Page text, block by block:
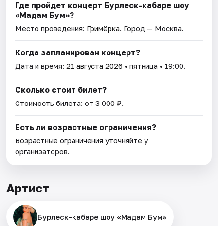
Где пройдет концерт Бурлеск-кабаре шоу
«Мадам Бум»?
Место проведения: Гримёрка. Город — Москва.
Когда запланирован концерт?
Дата и время:21 августа 2026 • пятница • 19:00.
Сколько стоит билет?
Стоимость билета: от 3 000 ₽.
Есть ли возрастные ограничения?
Возрастные ограничения уточняйте у
организаторов.
Артист
Бурлеск-кабаре шоу «Мадам Бум»